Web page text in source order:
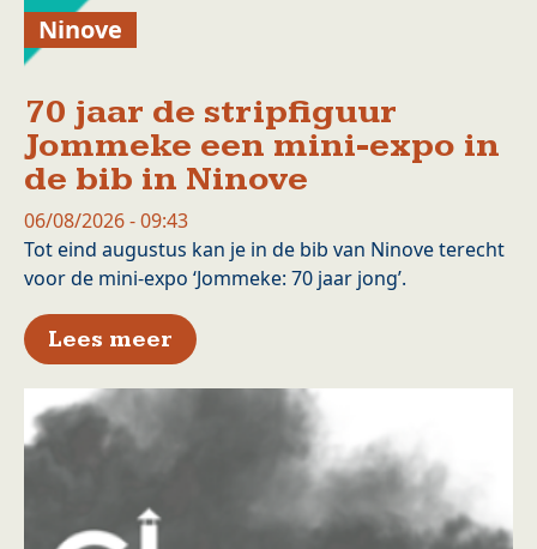
Ninove
70 jaar de stripfiguur
Jommeke een mini-expo in
de bib in Ninove
06/08/2026 - 09:43
Tot eind augustus kan je in de bib van Ninove terecht
voor de mini-expo ‘Jommeke: 70 jaar jong’.
Lees meer over 70 jaar de stripfiguur